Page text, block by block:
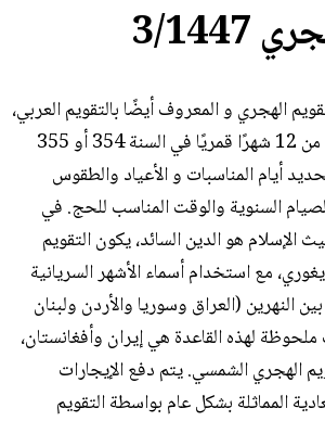
بالتقويم العربي،
هو تقويم قمري يتكون من 12 شهرًا قمريًا في السنة 354 أو 355
والطقوس
للحج. في
يكون التقويم
الأشهر السريانية
والأردن ولبنان
وأفغانستان،
الإيجارات
التقويم